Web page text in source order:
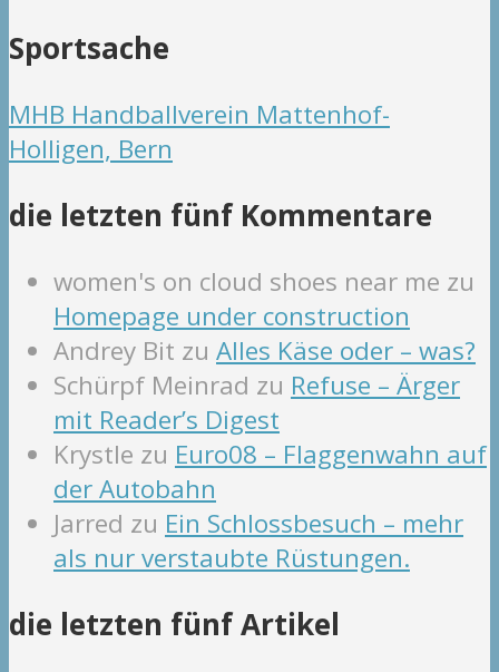
Sportsache
MHB Handballverein Mattenhof-
Holligen, Bern
die letzten fünf Kommentare
women's on cloud shoes near me zu
Homepage under construction
Andrey Bit zu Alles Käse oder – was?
Schürpf Meinrad zu Refuse – Ärger
mit Reader’s Digest
Krystle zu Euro08 – Flaggenwahn auf
der Autobahn
Jarred zu Ein Schlossbesuch – mehr
als nur verstaubte Rüstungen.
die letzten fünf Artikel